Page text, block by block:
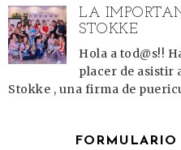
LA
STOKKE
Hola a tod@s!!
placer de asistir
Stokke , una firma de
FORMULARIO